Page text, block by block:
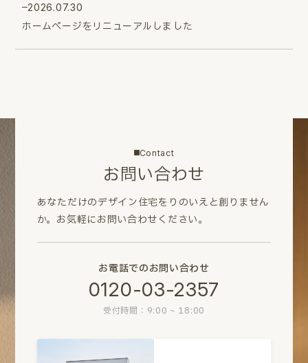
2026.07.30
ホームページをリニューアルしました
Contact
お問い合わせ
あなただけのデザイン住宅をりのいえと創りません
か。 お気軽にお問い合わせください。
お電話でのお問い合わせ
0120-03-2357
受付時間：9:00 ~ 18:00